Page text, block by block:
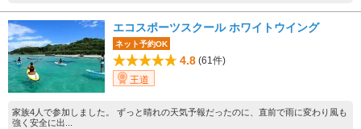
エコスポーツスクール ホワイトウイング
ネット予約OK
4.8 (61件)
王道
家族4人で参加しました。 ずっと晴れの天気予報だったのに、直前で雨に変わり風も
強く安全に出...